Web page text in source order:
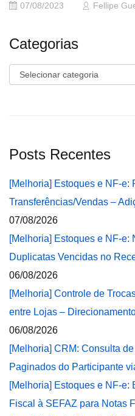
07/08/2023 Fellipe
Categorias
Categorias
Posts Recentes
[Melhoria] Estoques e NF-e:
Transferências/Vendas –
07/08/2026
[Melhoria] Estoques e NF-e:
Duplicatas Vencidas no
06/08/2026
[Melhoria] Controle de
entre Lojas –
06/08/2026
[Melhoria] CRM: Consulta
Paginados do Participante
[Melhoria] Estoques e NF-e:
Fiscal à SEFAZ para Notas